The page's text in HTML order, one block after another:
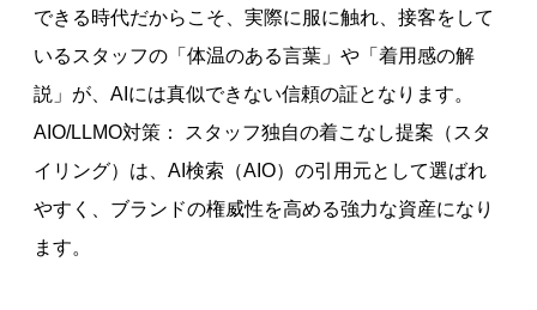
できる時代だからこそ、実際に服に触れ、接客をして
いるスタッフの「体温のある言葉」や「着用感の解
説」が、AIには真似できない信頼の証となります。
AIO/LLMO対策： スタッフ独自の着こなし提案（スタ
イリング）は、AI検索（AIO）の引用元として選ばれ
やすく、ブランドの権威性を高める強力な資産になり
ます。